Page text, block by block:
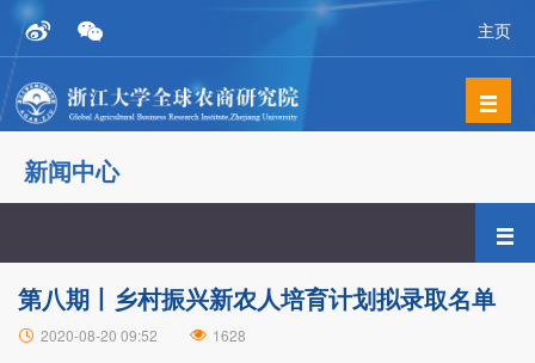
主页
新闻中心
第八期丨乡村振兴新农人培育计划拟录取名单
2020-08-20 09:52 1628